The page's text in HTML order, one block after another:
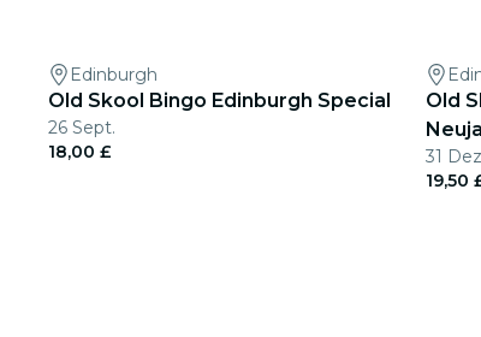
Edinburgh
Old Skool Bingo Edinburgh Special
26 Sept.
18,00 £
Old
31
19,50